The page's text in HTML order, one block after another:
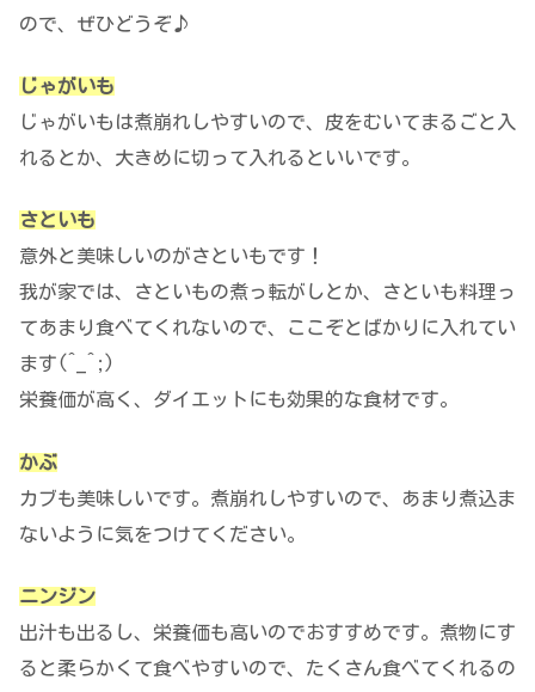
ので、ぜひどうぞ♪
じゃがいも
じゃがいもは煮崩れしやすいので、皮をむいてまるごと入
れるとか、大きめに切って入れるといいです。
さといも
意外と美味しいのがさといもです！
我が家では、さといもの煮っ転がしとか、さといも料理っ
てあまり食べてくれないので、ここぞとばかりに入れてい
ます(^_^;)
栄養価が高く、ダイエットにも効果的な食材です。
かぶ
カブも美味しいです。煮崩れしやすいので、あまり煮込ま
ないように気をつけてください。
ニンジン
出汁も出るし、栄養価も高いのでおすすめです。煮物にす
ると柔らかくて食べやすいので、たくさん食べてくれるの